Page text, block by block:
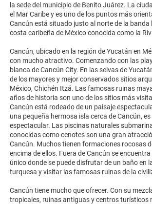
la sede del municipio de Benito Juárez. La
el Mar Caribe y es uno de los puntos más
Cancún está situado justo al norte de la banda
costa caribeña de México conocida como la
Cancún, ubicado en la región de Yucatán en
con mucho atractivo. Comenzando con las
blanca de Cancún City. En las selvas de
de los mayores y mejor conservados sitios
México, Chichén Itzá. Las famosas ruinas
años de historia son uno de los sitios más
Cancún está rodeado de un paisaje
una pequeña hermosa isla cerca de Cancún,
espectacular. Las piscinas naturales
conocidas como cenotes son una gran
Cancún. Muchos tienen formaciones rocosas
encima de ellos. Fuera de Cancún se
único donde se puede disfrutar de un baño en
turquesa y visitar las famosas ruinas de la
Cancún tiene mucho que ofrecer. Con su
tropicales, ruinas antiguas y centros turísticos